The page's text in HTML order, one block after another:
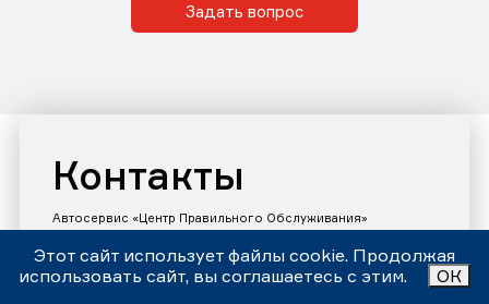
Задать вопрос
Контакты
Автосервис «Центр Правильного Обслуживания»
Принимаем звонки и заявки с 9:00 до 21:00 Ежедневно
Номер телефона: +7 (343)302-17-80
Этот сайт использует файлы cookie. Продолжая
использовать сайт, вы соглашаетесь с этим.
ОК